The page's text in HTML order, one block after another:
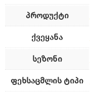
პროდუქტი
ქვეყანა
სეზონი
ფეხსაცმლის ტიპი